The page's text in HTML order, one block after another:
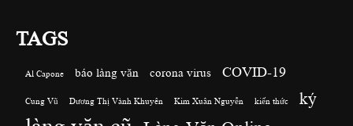
TAGS
Al Capone báo làng văn corona virus COVID-19
Cung Vũ Dương Thị Vành Khuyên Kim Xuân Nguyễn kiến thức ký